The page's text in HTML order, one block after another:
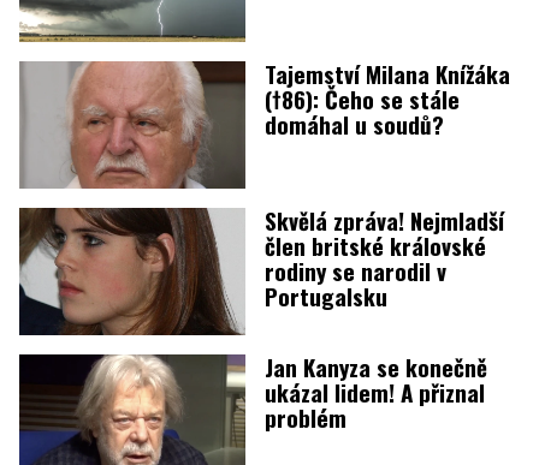
Tajemství Milana Knížáka
(†86): Čeho se stále
domáhal u soudů?
Skvělá zpráva! Nejmladší
člen britské královské
rodiny se narodil v
Portugalsku
Jan Kanyza se konečně
ukázal lidem! A přiznal
problém